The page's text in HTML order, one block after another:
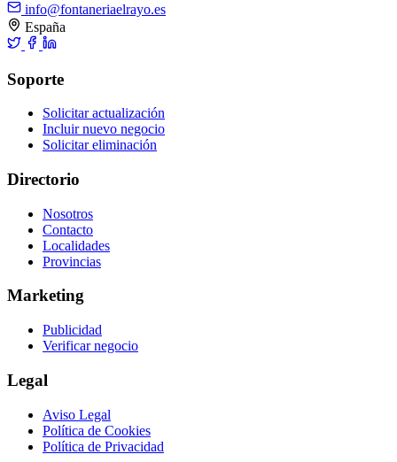
info@fontaneriaelrayo.es
España
Soporte
Solicitar actualización
Incluir nuevo negocio
Solicitar eliminación
Directorio
Nosotros
Contacto
Localidades
Provincias
Marketing
Publicidad
Verificar negocio
Legal
Aviso Legal
Política de Cookies
Política de Privacidad